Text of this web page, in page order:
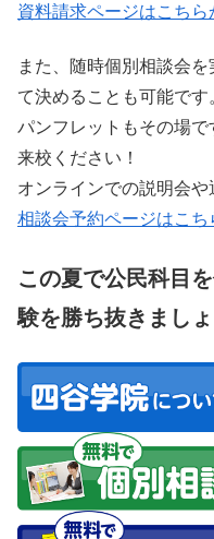
資料請求ページはこちら
また、随時個別相談会
て決めることも可能です
パンフレットもその場
来校ください！
オンラインでの説明会や
相談会予約ページはこち
この夏で公民科目
験を勝ち抜きましょ